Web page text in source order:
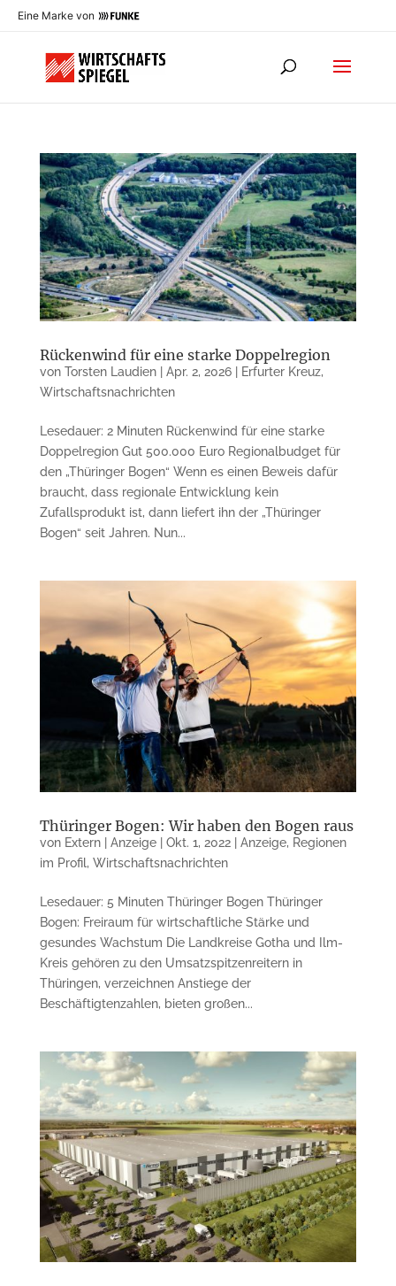
Eine Marke von
Rückenwind für eine starke Doppelregion
von Torsten Laudien| Apr. 2, 2026| Erfurter Kreuz,
Wirtschaftsnachrichten
Lesedauer: 2 Minuten Rückenwind für eine starke
Doppelregion Gut 500.000 Euro Regionalbudget für
den „Thüringer Bogen“ Wenn es einen Beweis dafür
braucht, dass regionale Entwicklung kein
Zufallsprodukt ist, dann liefert ihn der „Thüringer
Bogen“ seit Jahren. Nun...
Thüringer Bogen: Wir haben den Bogen raus
von Extern | Anzeige| Okt. 1, 2022| Anzeige, Regionen
im Profil, Wirtschaftsnachrichten
Lesedauer: 5 Minuten Thüringer Bogen Thüringer
Bogen: Freiraum für wirtschaftliche Stärke und
gesundes Wachstum Die Landkreise Gotha und Ilm-
Kreis gehören zu den Umsatzspitzenreitern in
Thüringen, verzeichnen Anstiege der
Beschäftigtenzahlen, bieten großen...